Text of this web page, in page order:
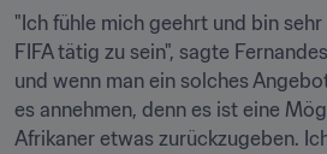
"Ich fühle mich geehrt und bin
FIFA tätig zu sein", sagte
und wenn man ein solches
es annehmen, denn es ist eine
Afrikaner etwas zurückzugeben.